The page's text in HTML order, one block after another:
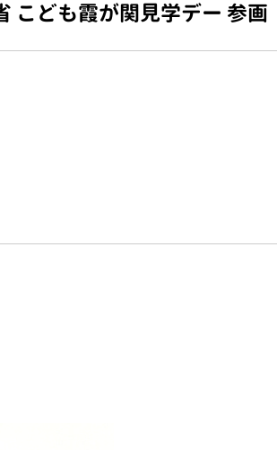
こども霞が関見学デー 参画